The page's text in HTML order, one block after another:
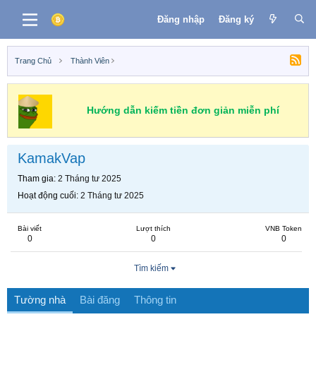
Đăng nhập Đăng ký
Trang Chủ Thành Viên
Hướng dẫn kiếm tiền đơn giản miễn phí
KamakVap
Tham gia 2 Tháng tư 2025
Hoạt động cuối 2 Tháng tư 2025
Bài viết
0
Lượt thích
0
VNB Token
0
Tìm kiếm
Tường nhà Bài đăng Thông tin